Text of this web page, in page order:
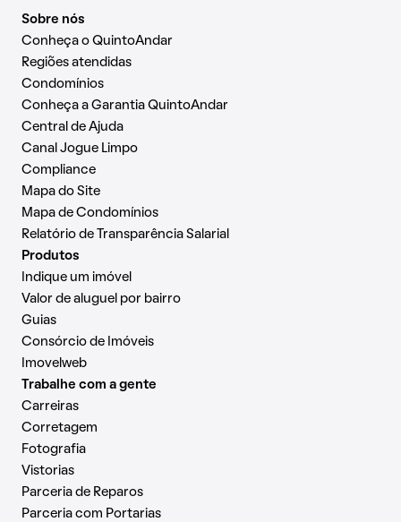
Sobre nós
Conheça o QuintoAndar
Regiões atendidas
Condomínios
Conheça a Garantia QuintoAndar
Central de Ajuda
Canal Jogue Limpo
Compliance
Mapa do Site
Mapa de Condomínios
Relatório de Transparência Salarial
Produtos
Indique um imóvel
Valor de aluguel por bairro
Guias
Consórcio de Imóveis
Imovelweb
Trabalhe com a gente
Carreiras
Corretagem
Fotografia
Vistorias
Parceria de Reparos
Parceria com Portarias